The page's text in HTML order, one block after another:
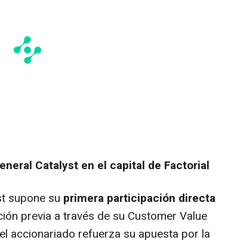
Catalyst en el capital de Factorial
supone su primera participación directa
previa a través de su Customer Value
accionariado refuerza su apuesta por la